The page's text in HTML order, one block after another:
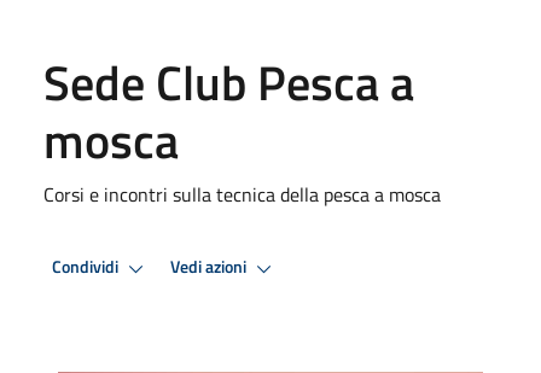
Sede Club Pesca a
mosca
Corsi e incontri sulla tecnica della pesca a mosca
Condividi Vedi azioni